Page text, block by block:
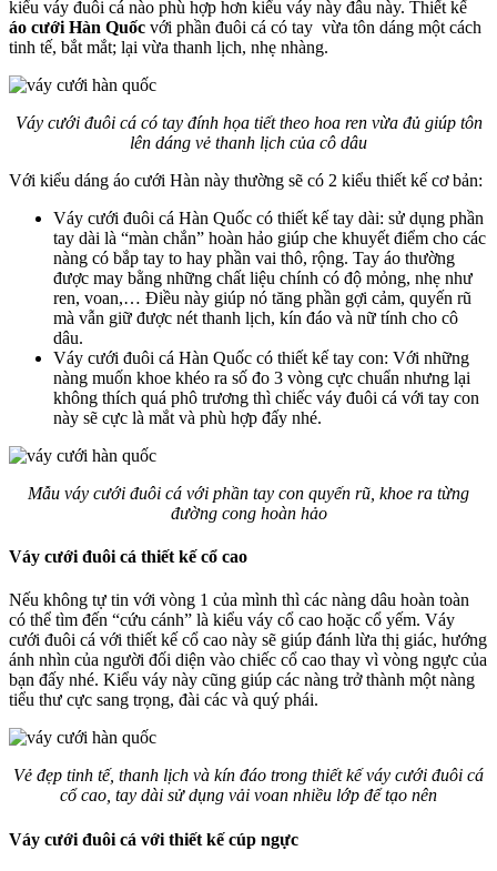
kiểu váy đuôi cá nào phù hợp hơn kiểu váy này đâu này. Thiết kế
áo cưới Hàn Quốc với phần đuôi cá có tay vừa tôn dáng một cách
tinh tế, bắt mắt; lại vừa thanh lịch, nhẹ nhàng.
Váy cưới đuôi cá có tay đính họa tiết theo hoa ren vừa đủ giúp tôn
lên dáng vẻ thanh lịch của cô dâu
Với kiểu dáng áo cưới Hàn này thường sẽ có 2 kiểu thiết kế cơ bản:
Váy cưới đuôi cá Hàn Quốc có thiết kế tay dài: sử dụng phần
tay dài là “màn chắn” hoàn hảo giúp che khuyết điểm cho các
nàng có bắp tay to hay phần vai thô, rộng. Tay áo thường
được may bằng những chất liệu chính có độ mỏng, nhẹ như
ren, voan,… Điều này giúp nó tăng phần gợi cảm, quyến rũ
mà vẫn giữ được nét thanh lịch, kín đáo và nữ tính cho cô
dâu.
Váy cưới đuôi cá Hàn Quốc có thiết kế tay con: Với những
nàng muốn khoe khéo ra số đo 3 vòng cực chuẩn nhưng lại
không thích quá phô trương thì chiếc váy đuôi cá với tay con
này sẽ cực là mắt và phù hợp đấy nhé.
Mẫu váy cưới đuôi cá với phần tay con quyến rũ, khoe ra từng
đường cong hoàn hảo
Váy cưới đuôi cá thiết kế cổ cao
Nếu không tự tin với vòng 1 của mình thì các nàng dâu hoàn toàn
có thể tìm đến “cứu cánh” là kiểu váy cổ cao hoặc cổ yếm. Váy
cưới đuôi cá với thiết kế cổ cao này sẽ giúp đánh lừa thị giác, hướng
ánh nhìn của người đối diện vào chiếc cổ cao thay vì vòng ngực của
bạn đấy nhé. Kiểu váy này cũng giúp các nàng trở thành một nàng
tiểu thư cực sang trọng, đài các và quý phái.
Vẻ đẹp tinh tế, thanh lịch và kín đáo trong thiết kế váy cưới đuôi cá
cổ cao, tay dài sử dụng vải voan nhiều lớp để tạo nên
Váy cưới đuôi cá với thiết kế cúp ngực